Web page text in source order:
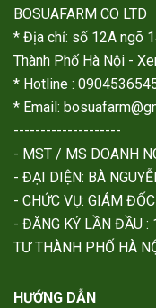
BOSUAFARM CO LTD
* Địa chỉ: số 12A ngõ
Thành Phố Hà Nội -
* Hotline :
* Email:
--------------------
- MST / MS DOANH
- ĐẠI DIỆN: BÀ
- CHỨC VỤ: GIÁM ĐỐC
- ĐĂNG KÝ LẦN ĐẦU
TƯ THÀNH PHỐ HÀ
HƯỚNG DẪN